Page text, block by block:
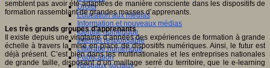
Droits
Education aux médias
Information et nouveaux médias
Identité numérique
Internet responsable
Littératie numérique
Publication
Réseaux sociaux
semblent pas avoir été adaptées de manière consciente dans les dispositifs de
formation rassemblant de grandes masses d’apprenants.
Les très grands groupes d’apprenants
Il existe depuis une vingtaine d’années des expériences de formation à grande
échelle à travers la mise en place de dispositifs numériques. Ainsi, le futur est
déjà présent. C’est bien dans les multinationales et les entreprises nationales
de grande taille, disposant d’un maillage serré du territoire, que le e-learning